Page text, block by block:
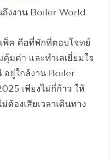
งงาน Boiler World
พ็ค คือที่พักที่ตอบโจทย์
มค่า และทำเลเยี่ยมใจ
อยู่ใกล้งาน Boiler
เพียงไม่กี่ก้าว ให้
ต้องเสียเวลาเดินทาง